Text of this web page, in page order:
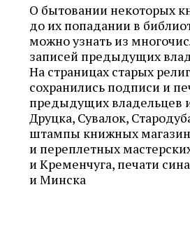
О бытовании некоторых
до их попадании в
можно узнать из
записей предыдущих
На страницах старых
сохранились подписи и
предыдущих владельцев
Друцка, Сувалок,
штампы книжных
и переплетных
и Кременчуга, печати
и Минска